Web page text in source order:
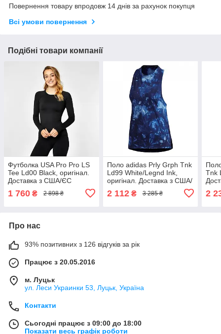
Повернення товару впродовж 14 днів за рахунок покупця
Всі умови повернення
Подібні товари компанії
Футболка USA Pro Pro LS
Tee Ld00 Black, оригінал.
Доставка з США/ЄС
1 760 ₴ 2 898 ₴
Поло adidas Prly Grph Tnk
Ld99 White/Legnd Ink,
оригінал. Доставка з США/
2 112₴ 3 285 ₴
Tnk
2
Про нас
93% позитивних з 126 відгуків за рік
Працює з 20.05.2016
м. Луцьк
ул. Леси Украинки 53, Луцьк, Україна
Контакти
Сьогодні працює з 09:00 до 18:00
Показати весь графік роботи